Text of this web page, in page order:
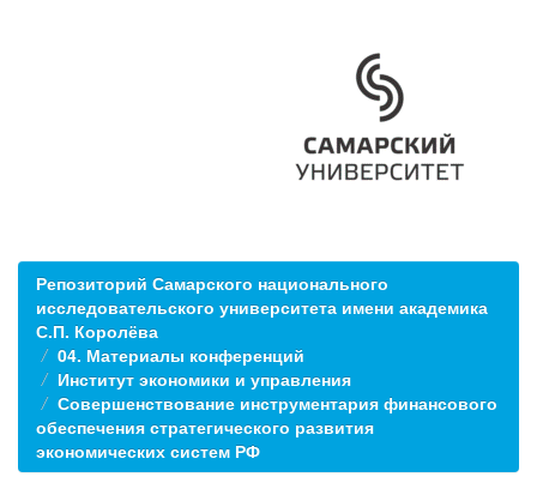
Репозиторий Самарского национального
исследовательского университета имени академика
С.П. Королёва
04. Материалы конференций
Институт экономики и управления
Совершенствование инструментария финансового
обеспечения стратегического развития
экономических систем РФ